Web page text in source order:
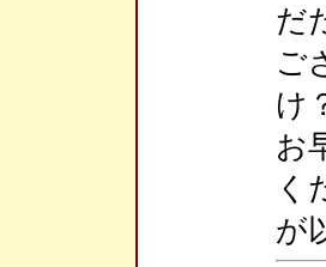
だ
ご
け
お
く
が